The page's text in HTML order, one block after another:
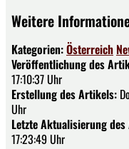
Weitere
Kategorien:Österreich
Veröffentlichung des
17:10:37 Uhr
Erstellung des Artikels:
Uhr
Letzte Aktualisierung
17:23:49 Uhr